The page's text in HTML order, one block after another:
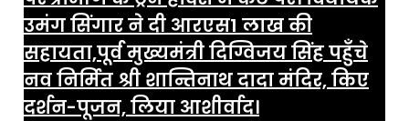
उमंग सिंगार ने दी आरएस1 लाख की
सहायता,पूर्व मुख्यमंत्री दिग्विजय सिंह पहुँचे
नव निर्मित श्री शान्तिनाथ दादा मंदिर, किए
दर्शन-पूजन, लिया आशीर्वाद।